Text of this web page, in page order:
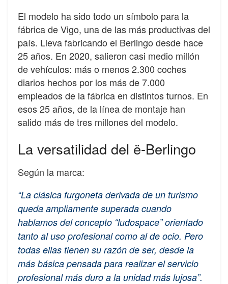
El modelo ha sido todo un símbolo para la
fábrica de Vigo, una de las más productivas del
país. Lleva fabricando el Berlingo desde hace
25 años. En 2020, salieron casi medio millón
de vehículos: más o menos 2.300 coches
diarios hechos por los más de 7.000
empleados de la fábrica en distintos turnos. En
esos 25 años, de la línea de montaje han
salido más de tres millones del modelo.
La versatilidad del ë-Berlingo
Según la marca:
“La clásica furgoneta derivada de un turismo
queda ampliamente superada cuando
hablamos del concepto “ludospace” orientado
tanto al uso profesional como al de ocio. Pero
todas ellas tienen su razón de ser, desde la
más básica pensada para realizar el servicio
profesional más duro a la unidad más lujosa”.